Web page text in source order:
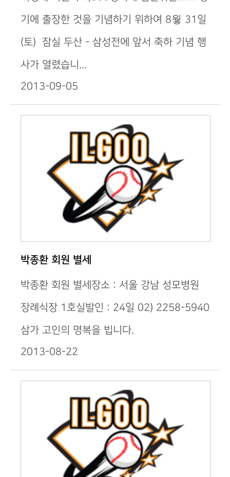
기에 출장한 것을 기념하기 위하여 8웧 31일
(토) 잠실 두산 - 삼성전에 앞서 축하 기념 행
사가 열렸습니...
2013-09-05
박종환 회원 별세
박종환 회원 별세장소 : 서울 강남 성모병원
장례식장 1호실발인 : 24일 02) 2258-5940
삼가 고인의 명복을 빕니다.
2013-08-22